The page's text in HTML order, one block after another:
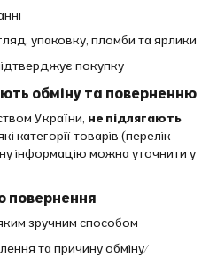
упаковку, пломби та ярлики
покупку
обміну та поверненню
України, не підлягають
категорії товарів (перелік
інформацію можна уточнити у
повернення
зручним способом
та причину обміну/